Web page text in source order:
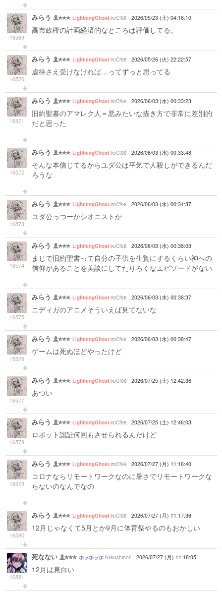
16569
みらう LightningGhost iroCf98 2026/05/23 (土) 04:16:10
高市政権の計画経済的なところは評価してる。
16570
みらう LightningGhost iroCf98 2026/05/26 (火) 22:22:57
虐待さえ受けなければ…ってずっと思ってる
16571
みらう LightningGhost iroCf98 2026/06/03 (水) 00:33:23
旧約聖書のアマレク人＝悪みたいな描き方で非常に差別的
だと思った
16572
みらう LightningGhost iroCf98 2026/06/03 (水) 00:33:48
そんな本信じてるからユダ公は平気で人殺しができるんだ
ろうな
16573
みらう LightningGhost iroCf98 2026/06/03 (水) 00:34:37
ユダ公っつーかシオニストか
16574
みらう LightningGhost iroCf98 2026/06/03 (水) 00:38:03
まじで旧約聖書って自分の子供を生贄にするくらい神への
信仰があることを美談にしてたりろくなエピソードがない
16575
みらう LightningGhost iroCf98 2026/06/03 (水) 00:38:37
ニディガのアニメそういえば見てないな
16576
みらう LightningGhost iroCf98 2026/06/03 (水) 00:38:47
ゲームは死ぬほどやったけど
16577
みらう LightningGhost iroCf98 2026/07/25 (土) 12:42:36
あつい
16578
みらう LightningGhost iroCf98 2026/07/25 (土) 12:46:03
ロボット認証何回もさせられるんだけど
16579
みらう LightningGhost iroCf98 2026/07/27 (月) 11:16:40
コロナならリモートワークなのに暑さでリモートワークな
らないのなんでなの
16580
みらう LightningGhost iroCf98 2026/07/27 (月) 11:17:36
12月じゃなくて5月とか9月に体育祭やるのもおかしい
16581
死なない ホッホッホ hakushinnn 2026/07/27 (月) 11:18:05
12月は息白い